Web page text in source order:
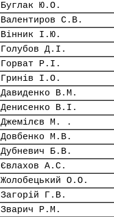
Буглак Ю.О.
Валентиров С.В.
Вінник І.Ю.
Голубов Д.І.
Горват Р.І.
Гринів І.О.
Давиденко В.М.
Денисенко В.І.
Джемілєв М. .
Довбенко М.В.
Дубневич Б.В.
Євлахов А.С.
Жолобецький О.О.
Загорій Г.В.
Зварич Р.М.